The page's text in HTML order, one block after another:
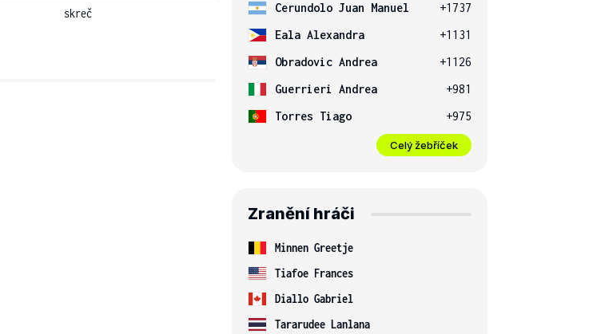
skreč Cerundolo Juan Manuel
+1737
Eala Alexandra
+1131
Obradovic Andrea
+1126
Guerrieri Andrea
+981
Torres Tiago
+975
Celý žebříček
Zranění hráči
Minnen Greetje
Tiafoe Frances
Diallo Gabriel
Tararudee Lanlana